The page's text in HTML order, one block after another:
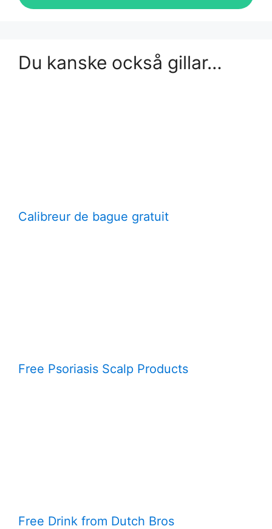
Du kanske också gillar…
Calibreur de bague gratuit
Free Psoriasis Scalp Products
Free Drink from Dutch Bros